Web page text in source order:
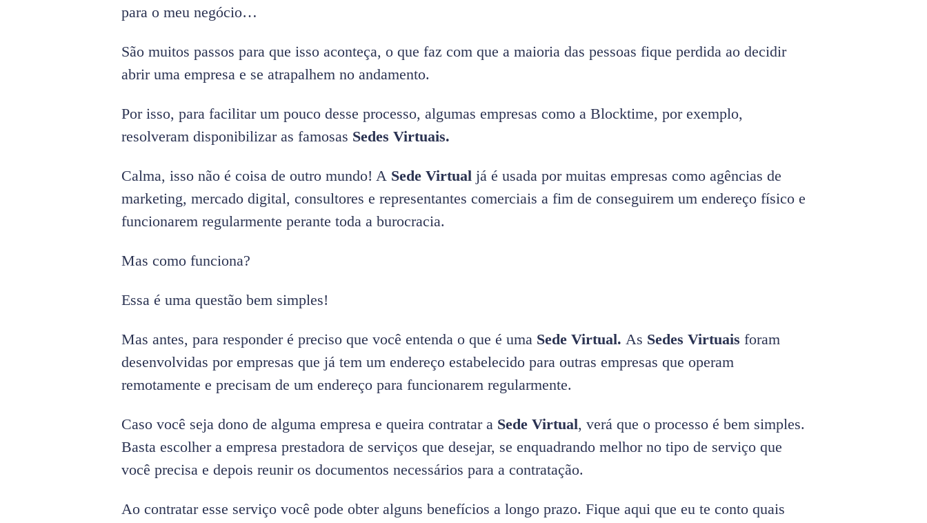
para o meu negócio…
São muitos passos para que isso aconteça, o que faz com que a maioria das pessoas fique perdida ao decidir
abrir uma empresa e se atrapalhem no andamento.
Por isso, para facilitar um pouco desse processo, algumas empresas como a Blocktime, por exemplo,
resolveram disponibilizar as famosas Sedes Virtuais.
Calma, isso não é coisa de outro mundo! A Sede Virtualjá é usada por muitas empresas como agências de
marketing, mercado digital, consultores e representantes comerciais a fim de conseguirem um endereço físico e
funcionarem regularmente perante toda a burocracia.
Mas como funciona?
Essa é uma questão bem simples!
Mas antes, para responder é preciso que você entenda o que é uma Sede Virtual. As Sedes Virtuais foram
desenvolvidas por empresas que já tem um endereço estabelecido para outras empresas que operam
remotamente e precisam de um endereço para funcionarem regularmente.
Caso você seja dono de alguma empresa e queira contratar a Sede Virtual, verá que o processo é bem simples.
Basta escolher a empresa prestadora de serviços que desejar, se enquadrando melhor no tipo de serviço que
você precisa e depois reunir os documentos necessários para a contratação.
Ao contratar esse serviço você pode obter alguns benefícios a longo prazo. Fique aqui que eu te conto quais